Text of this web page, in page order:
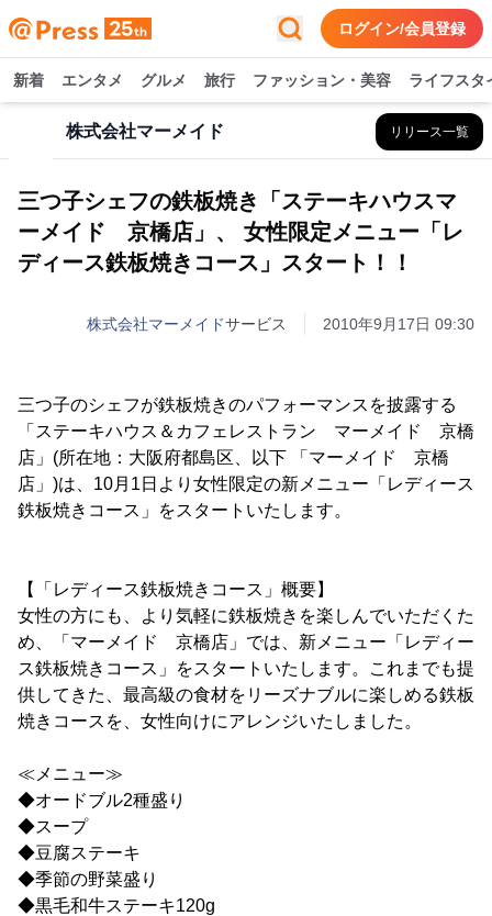
ログイン/会員登録
新着 エンタメ グルメ 旅行 ファッション・美容 ライフスタ
株式会社マーメイド リリース一覧
三つ子シェフの鉄板焼き「ステーキハウスマ
ーメイド 京橋店」、 女性限定メニュー「レ
ディース鉄板焼きコース」スタート！！
株式会社マーメイドサービス 2010年9月17日 09:30
三つ子のシェフが鉄板焼きのパフォーマンスを披露する
「ステーキハウス＆カフェレストラン マーメイド 京橋
店」(所在地：大阪府都島区、以下 「マーメイド 京橋
店」)は、10月1日より女性限定の新メニュー「レディース
鉄板焼きコース」をスタートいたします。
【「レディース鉄板焼きコース」概要】
女性の方にも、より気軽に鉄板焼きを楽しんでいただくた
め、「マーメイド 京橋店」では、新メニュー「レディー
ス鉄板焼きコース」をスタートいたします。これまでも提
供してきた、最高級の食材をリーズナブルに楽しめる鉄板
焼きコースを、女性向けにアレンジいたしました。
≪メニュー≫
◆オードブル2種盛り
◆スープ
◆豆腐ステーキ
◆季節の野菜盛り
◆黒毛和牛ステーキ120g